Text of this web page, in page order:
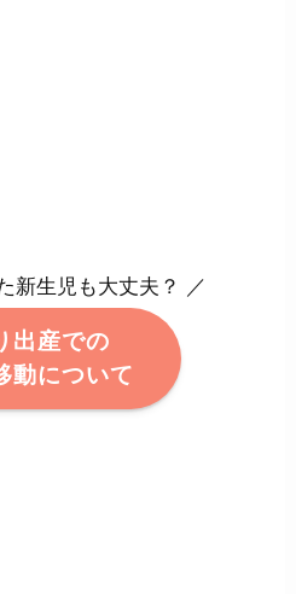
新生児も大丈夫？ ／
出産での
動について